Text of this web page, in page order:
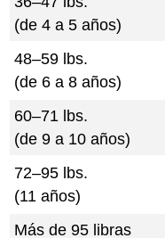
(de 4 a 5 años)
48–59 lbs.
(de 6 a 8 años)
60–71 lbs.
(de 9 a 10 años)
72–95 lbs.
(11 años)
Más de 95 libras